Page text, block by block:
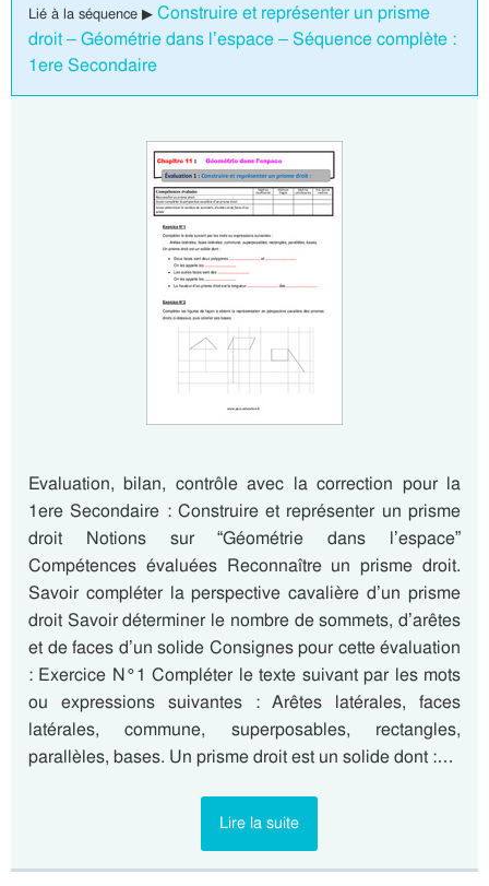
Lié à la séquence ▶ Construire et représenter un prisme
droit – Géométrie dans l’espace – Séquence complète :
1ere Secondaire
Evaluation, bilan, contrôle avec la correction pour la
1ere Secondaire : Construire et représenter un prisme
droit Notions sur “Géométrie dans l’espace”
Compétences évaluées Reconnaître un prisme droit.
Savoir compléter la perspective cavalière d’un prisme
droit Savoir déterminer le nombre de sommets, d’arêtes
et de faces d’un solide Consignes pour cette évaluation
: Exercice N°1 Compléter le texte suivant par les mots
ou expressions suivantes : Arêtes latérales, faces
latérales, commune, superposables, rectangles,
parallèles, bases. Un prisme droit est un solide dont :…
Lire la suite